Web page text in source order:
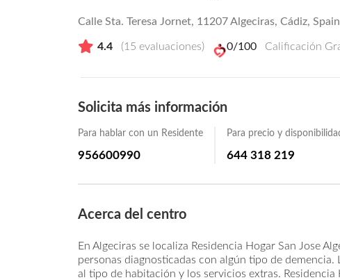
Calle Sta. Teresa Jornet, 11207 Algeciras, Cádiz, Spain
4.4 (15 evaluaciones) 0/100 Calificación
Solicita más información
Para hablar con un Residente
956600990
Para precio y
644 318 219
Acerca del centro
En Algeciras se localiza Residencia Hogar San Jose
personas diagnosticadas con algún tipo de
al tipo de habitación y los servicios extras. Residencia